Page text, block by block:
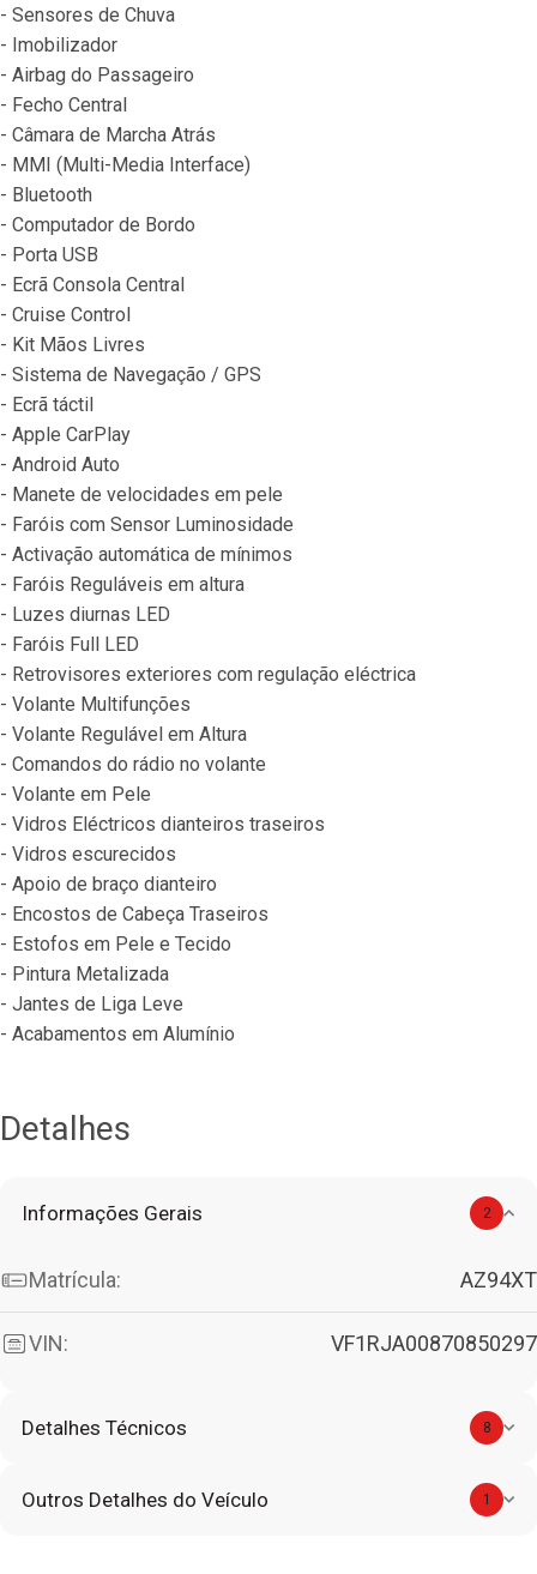
- Sensores de Chuva
- Imobilizador
- Airbag do Passageiro
- Fecho Central
- Câmara de Marcha Atrás
- MMI (Multi-Media Interface)
- Bluetooth
- Computador de Bordo
- Porta USB
- Ecrã Consola Central
- Cruise Control
- Kit Mãos Livres
- Sistema de Navegação / GPS
- Ecrã táctil
- Apple CarPlay
- Android Auto
- Manete de velocidades em pele
- Faróis com Sensor Luminosidade
- Activação automática de mínimos
- Faróis Reguláveis em altura
- Luzes diurnas LED
- Faróis Full LED
- Retrovisores exteriores com regulação eléctrica
- Volante Multifunções
- Volante Regulável em Altura
- Comandos do rádio no volante
- Volante em Pele
- Vidros Eléctricos dianteiros traseiros
- Vidros escurecidos
- Apoio de braço dianteiro
- Encostos de Cabeça Traseiros
- Estofos em Pele e Tecido
- Pintura Metalizada
- Jantes de Liga Leve
- Acabamentos em Alumínio
Detalhes
Informações Gerais 2
Matrícula: AZ94XT
VIN: VF1RJA00870850297
Detalhes Técnicos 8
Outros Detalhes do Veículo 1